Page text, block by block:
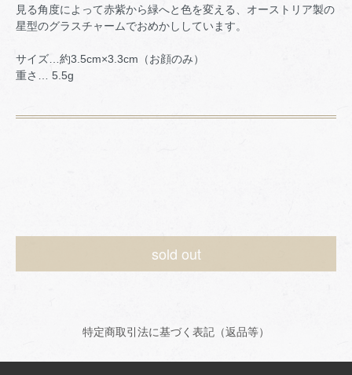
見る角度によって赤紫から緑へと色を変える、オーストリア製の
星型のグラスチャームでおめかししています。
サイズ…約3.5cm×3.3cm（お顔のみ）
重さ… 5.5g
sold out
特定商取引法に基づく表記（返品等）